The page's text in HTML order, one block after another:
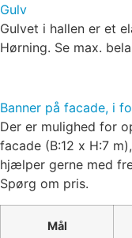
Gulv
Gulvet i hallen er et
Hørning. Se max.
Banner på facade, i
Der er mulighed for
facade (B:12 x H:7
hjælper gerne med
Spørg om pris.
Mål